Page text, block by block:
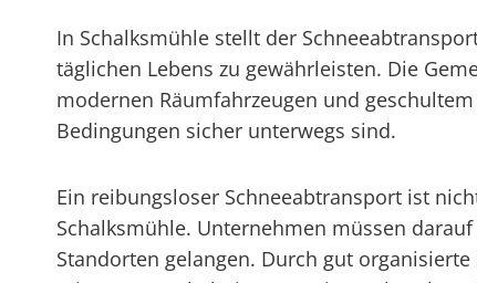
In Schalksmühle stellt der
täglichen Lebens zu gewährleisten. Die
modernen Räumfahrzeugen und
Bedingungen sicher unterwegs sind.
Ein reibungsloser Schneeabtransport ist
Schalksmühle. Unternehmen müssen
Standorten gelangen. Durch gut